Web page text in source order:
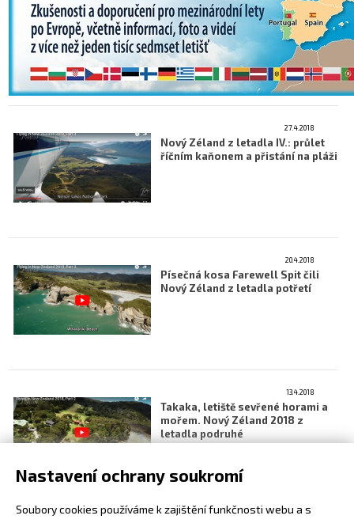
27.4.2018
Nový Zéland z letadla IV.: průlet
říčním kaňonem a přistání na pláži
20.4.2018
Písečná kosa Farewell Spit čili
Nový Zéland z letadla potřetí
13.4.2018
Takaka, letiště sevřené horami a
mořem. Nový Zéland 2018 z
letadla podruhé
Nastavení ochrany soukromí
Soubory cookies používáme k zajištění funkčnosti webu a s